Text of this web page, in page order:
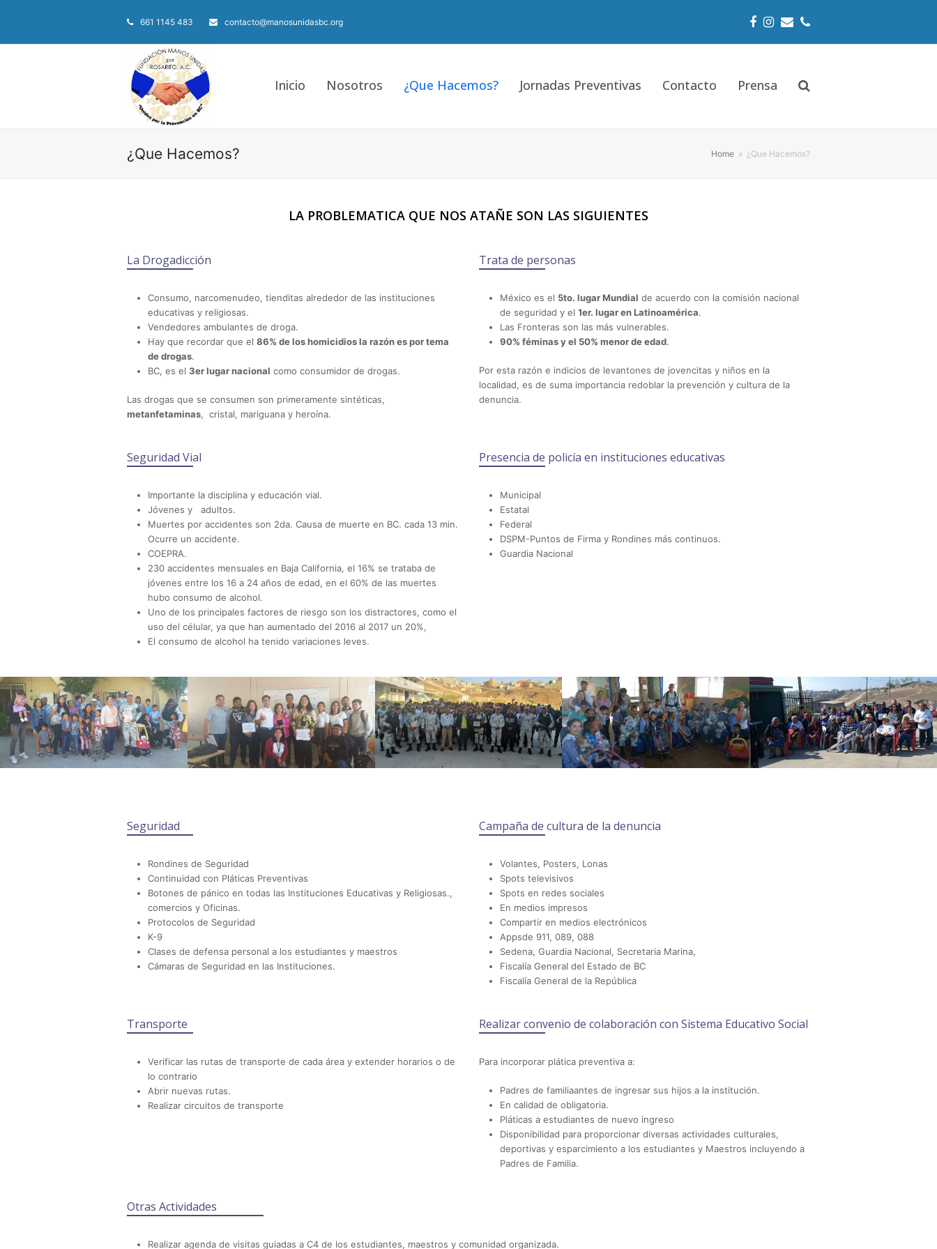
661 1145 483 contacto@manosunidasbc.org Facebook
Instagram
EmailPhone
Inicio Nosotros ¿Que Hacemos? Jornadas Preventivas Contacto Prensa
¿Que Hacemos? Home » ¿Que Hacemos?
LA PROBLEMATICA QUE NOS ATAÑE SON LAS SIGUIENTES
La Drogadicción
Consumo, narcomenudeo, tienditas alrededor de las instituciones
educativas y religiosas.
Vendedores ambulantes de droga.
Hay que recordar que el 86% de los homicidios la razón es por tema
de drogas.
BC, es el 3er lugar nacional como consumidor de drogas.
Las drogas que se consumen son primeramente sintéticas,
metanfetaminas, cristal, mariguana y heroína.
Trata de personas
México es el 5to. lugar Mundial de acuerdo con la comisión nacional
de seguridad y el 1er. lugar en Latinoamérica.
Las Fronteras son las más vulnerables.
90% féminas y el 50% menor de edad.
Por esta razón e indicios de levantones de jovencitas y niños en la
localidad, es de suma importancia redoblar la prevención y cultura de la
denuncia.
Seguridad Vial
Importante la disciplina y educación vial.
Jóvenes y
adultos.
Muertes por accidentes son 2da. Causa de muerte en BC. cada 13 min.
Ocurre un accidente.
COEPRA.
230 accidentes mensuales en Baja California, el 16% se trataba de
jóvenes entre los 16 a 24 años de edad, en el 60% de las muertes
hubo consumo de alcohol.
Uno de los principales factores de riesgo son los distractores, como el
uso del célular, ya que han aumentado del 2016 al 2017 un 20%,
El consumo de alcohol ha tenido variaciones leves.
Presencia de policía en instituciones educativas
Municipal
Estatal
Federal
DSPM-Puntos de Firma y Rondines más continuos.
Guardia Nacional
Seguridad
Rondines de Seguridad
Continuidad con Pláticas Preventivas
Botones de pánico en todas las Instituciones Educativas y Religiosas.,
comercios y Oficinas.
Protocolos de Seguridad
K-9
Clases de defensa personal a los estudiantes y maestros
Cámaras de Seguridad en las Instituciones.
Campaña de cultura de la denuncia
Volantes, Posters, Lonas
Spots televisivos
Spots en redes sociales
En medios impresos
Compartir en medios electrónicos
Appsde 911, 089, 088
Sedena, Guardia Nacional, Secretaria Marina,
Fiscalía General del Estado de BC
Fiscalía General de la República
Transporte
Verificar las rutas de transporte de cada área y extender horarios o de
lo contrario
Abrir nuevas rutas.
Realizar circuitos de transporte
Realizar convenio de colaboración con Sistema Educativo Social
Para incorporar plática preventiva a:
Padres de familiaantes de ingresar sus hijos a la institución.
En calidad de obligatoria.
Pláticas a estudiantes de nuevo ingreso
Disponibilidad para proporcionar diversas actividades culturales,
deportivas y esparcimiento a los estudiantes y Maestros incluyendo a
Padres de Familia.
Otras Actividades
Realizar agenda de visitas guiadas a C4 de los estudiantes, maestros y comunidad organizada.